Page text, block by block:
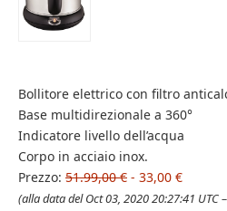
Bollitore elettrico con filtro
Base multidirezionale a 360°
Indicatore livello dell’acqua
Corpo in acciaio inox.
Prezzo: 51.99,00 € - 33,00 €
(alla data del Oct 03, 2020 20:27:41 UTC –